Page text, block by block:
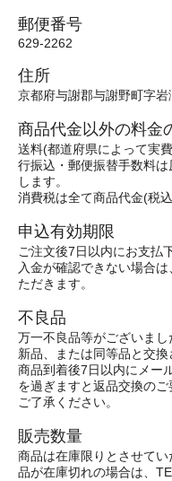
郵便番号
629-2262
住所
京都府与謝郡与謝野町字
商品代金以外の料金
送料(都道府県によって実
行振込・郵便振替手数料
します。
消費税は全て商品代金(税
申込有効期限
ご注文後7日以内にお支払
入金が確認できない場合
ただきます。
不良品
万一不良品等がございまし
新品、または同等品と交換
商品到着後7日以内にメー
を過ぎますと返品交換のご
ご了承ください。
販売数量
商品は在庫限りとさせて
品が在庫切れの場合は、